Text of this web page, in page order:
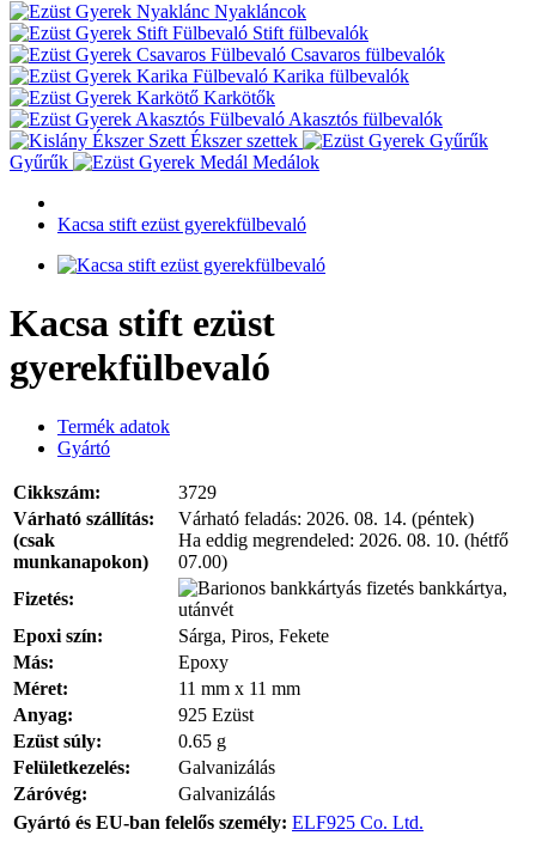
Nyakláncok
Stift fülbevalók
Csavaros fülbevalók
Karika fülbevalók
Karkötők
Akasztós fülbevalók
Ékszer szettek
Gyűrűk
Medálok
Kacsa stift ezüst gyerekfülbevaló
Kacsa stift ezüst
gyerekfülbevaló
Termék adatok
Gyártó
Cikkszám:
3729
Várható szállítás:
(csak
munkanapokon)
Várható feladás: 2026. 08. 14. (péntek)
Ha eddig megrendeled: 2026. 08. 10. (hétfő
07.00)
Fizetés:
bankkártya,
utánvét
Epoxi szín:
Sárga, Piros, Fekete
Más:
Epoxy
Méret:
11 mm x 11 mm
Anyag:
925 Ezüst
Ezüst súly:
0.65 g
Felületkezelés:
Galvanizálás
Záróvég:
Galvanizálás
Gyártó és EU-ban felelős személy: ELF925 Co. Ltd.